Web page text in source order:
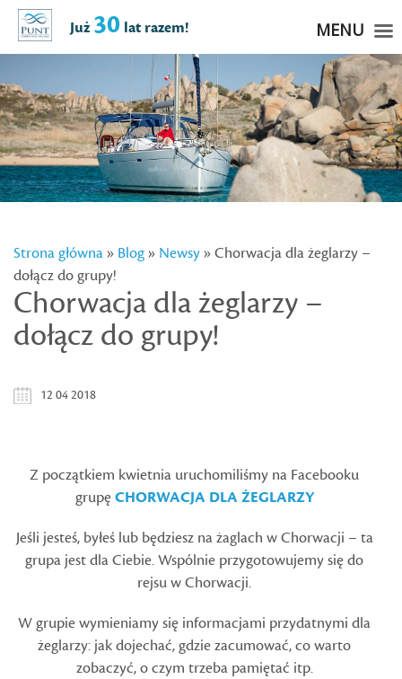
Strona główna» Blog» Newsy» Chorwacja dla żeglarzy –
dołącz do grupy!
Chorwacja dla żeglarzy –
dołącz do grupy!
12 04 2018
Z początkiem kwietnia uruchomiliśmy na Facebooku
grupęCHORWACJA DLA ŻEGLARZY
Jeśli jesteś, byłeś lub będziesz na żaglach w Chorwacji – ta
grupa jest dla Ciebie. Wspólnie przygotowujemy się do
rejsu w Chorwacji.
W grupie wymieniamy się informacjami przydatnymi dla
żeglarzy: jak dojechać, gdzie zacumować, co warto
zobaczyć, o czym trzeba pamiętać itp.
Już30 lat razem! MENU